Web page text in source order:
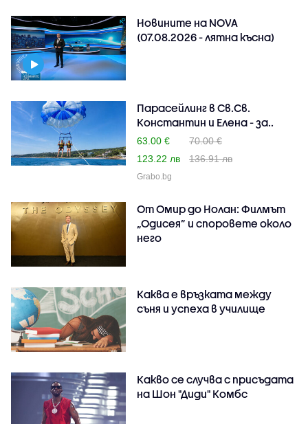
Новините на NOVA
(07.08.2026 - лятна късна)
Парасейлинг в Св.Св.
Константин и Елена - за..
63.00 €
70.00 €
123.22 лв
136.91 лв
Grabo.bg
От Омир до Нолан: Филмът
„Одисея” и споровете около
него
Каква е връзката между
съня и успеха в училище
Какво се случва с присъдата
на Шон "Диди" Комбс